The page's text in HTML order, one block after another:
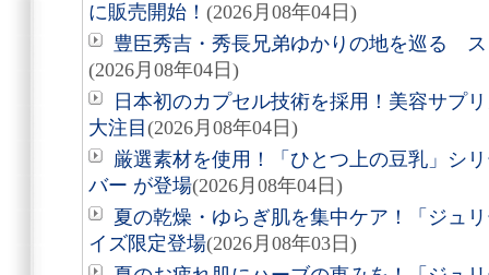
に販売開始！ (2026月08年04日)
豊臣秀吉・秀長兄弟ゆかりの地を巡る
(2026月08年04日)
日本初のカプセル技術を採用！美容サプ
大注目 (2026月08年04日)
厳選素材を使用！「ひとつ上の豆乳」シ
バー が登場(2026月08年04日)
夏の乾燥・ゆらぎ肌を集中ケア！「ジュ
イズ限定登場(2026月08年03日)